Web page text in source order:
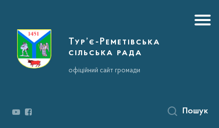
Тур’є-Реметівська
сільська рада
офіційний сайт громади
Пошук